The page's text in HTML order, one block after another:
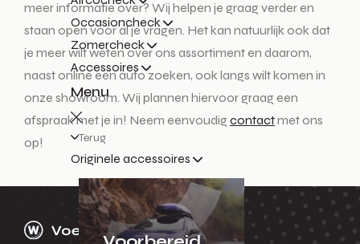
Occasioncheck
Zomercheck
Accessoires
Menu
Terug
Originele accessoires
meer informatie over? Wij helpen je graag verder en
staan open voor al je vragen. Het kan natuurlijk ook dat
je meer wilt weten over ons assortiment en daarom,
naast online een auto zoeken, ook langs wilt komen in
onze showroom. Wij plannen hiervoor graag een
afspraak met je in! Neem eenvoudigcontactmet ons
op!